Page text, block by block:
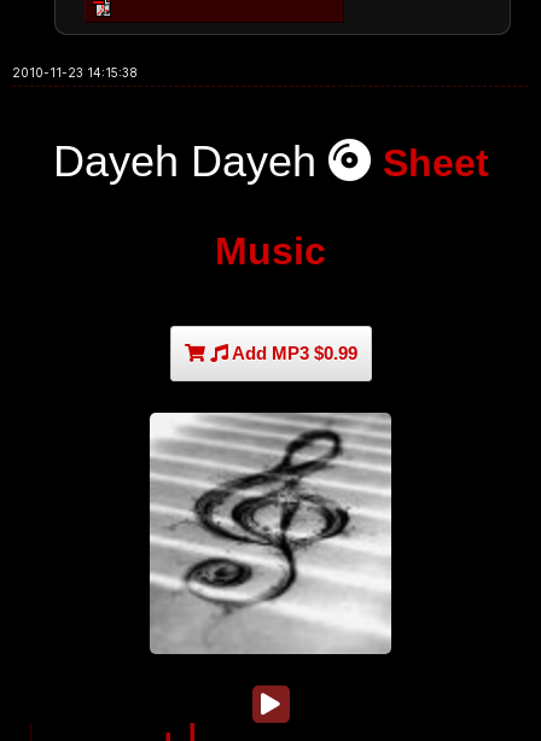
2010-11-23 14:15:38
Dayeh Dayeh Sheet
Music
Add MP3 $0.99